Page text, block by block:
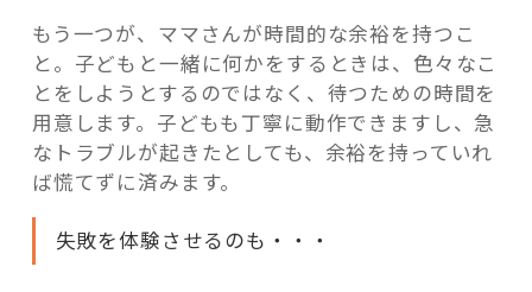
もう一つが、ママさんが時間的な余裕を持つこ
と。子どもと一緒に何かをするときは、色々なこ
とをしようとするのではなく、待つための時間を
用意します。子どもも丁寧に動作できますし、急
なトラブルが起きたとしても、余裕を持っていれ
ば慌てずに済みます。
失敗を体験させるのも・・・